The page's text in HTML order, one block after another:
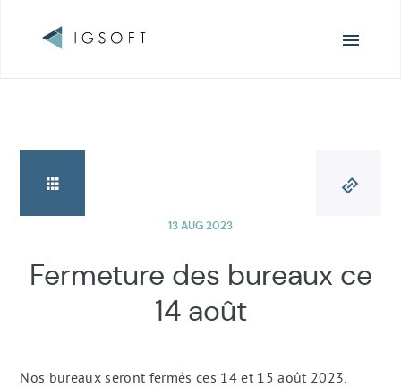
Fermeture des bureaux ce
14 août
13 AUG 2023
Nos bureaux seront fermés ces 14 et 15 août 2023.
Navigation